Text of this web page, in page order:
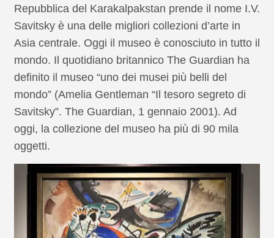
Repubblica del Karakalpakstan prende il nome I.V.
Savitsky è una delle migliori collezioni d’arte in
Asia centrale. Oggi il museo è conosciuto in tutto il
mondo. Il quotidiano britannico The Guardian ha
definito il museo “uno dei musei più belli del
mondo” (Amelia Gentleman “Il tesoro segreto di
Savitsky”. The Guardian, 1 gennaio 2001). Ad
oggi, la collezione del museo ha più di 90 mila
oggetti.